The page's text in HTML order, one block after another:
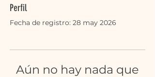
Perfil
Fecha de registro: 28 may 2026
Aún no hay nada que